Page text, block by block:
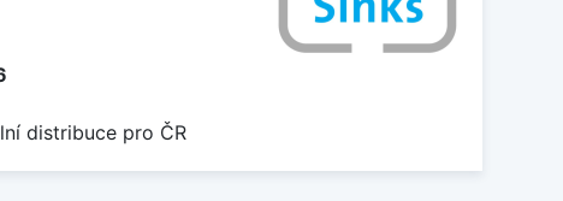
distribuce pro ČR